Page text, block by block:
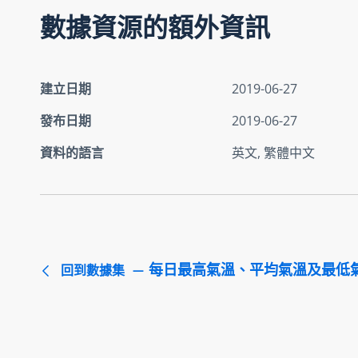
數據資源的額外資訊
建立日期
2019-06-27
發布日期
2019-06-27
資料的語言
英文, 繁體中文
回到數據集 每日最高氣溫、平均氣溫及最低